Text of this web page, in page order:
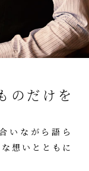
のだけを
いながら語ら
想いとともに